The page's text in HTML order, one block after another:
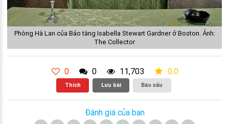
Phòng Hà Lan của Bảo tàng Isabella Stewart Gardner ở Boston. Ảnh:
The Collector
0 0 11,703 0.0
Thích Lưu bài Báo xấu
Đánh giá của bạn